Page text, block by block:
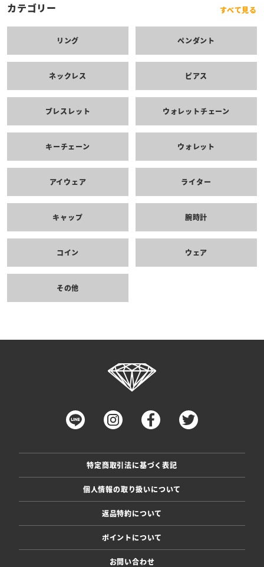
カテゴリー すべて見る
リング ペンダント
ネックレス ピアス
ブレスレット ウォレットチェーン
キーチェーン ウォレット
アイウェア ライター
キャップ 腕時計
コイン ウェア
その他
特定商取引法に基づく表記
個人情報の取り扱いについて
返品特約について
ポイントについて
お問い合わせ